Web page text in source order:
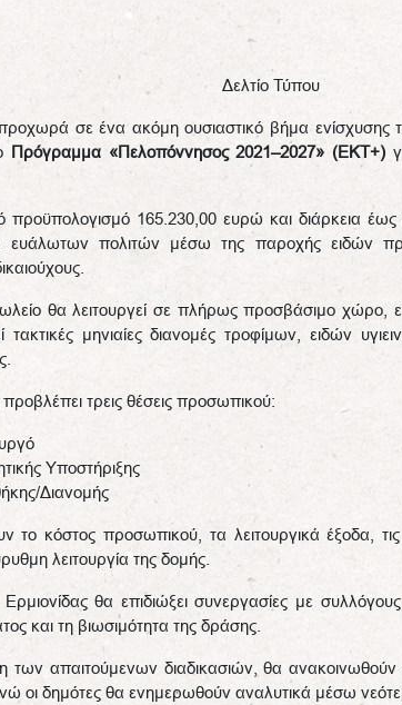
Δελτίο Τύπου
σε ένα ακόμη ουσιαστικό βήμα ενίσχυσης
Πρόγραμμα «Πελοπόννησος 2021–2027» (ΕΚΤ+)
165.230,00 ευρώ και διάρκεια έως
ευάλωτων πολιτών μέσω της παροχής ειδών
θα λειτουργεί σε πλήρως προσβάσιμο χώρο,
τακτικές μηνιαίες διανομές τροφίμων, ειδών
τρεις θέσεις προσωπικού:
Υποστήριξης
Διανομής
το κόστος προσωπικού, τα λειτουργικά έξοδα,
λειτουργία της δομής.
θα επιδιώξει συνεργασίες με
και τη βιωσιμότητα της δράσης.
απαιτούμενων διαδικασιών, θα ανακοινωθούν
οι δημότες θα ενημερωθούν αναλυτικά μέσω